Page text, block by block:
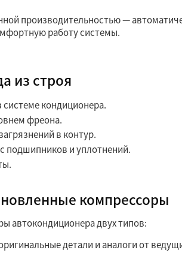
производительностью —
работу системы.
из строя
системе кондиционера.
фреона.
в контур.
подшипников и уплотнений.
компрессоры
автокондиционера двух типов:
детали и аналоги от